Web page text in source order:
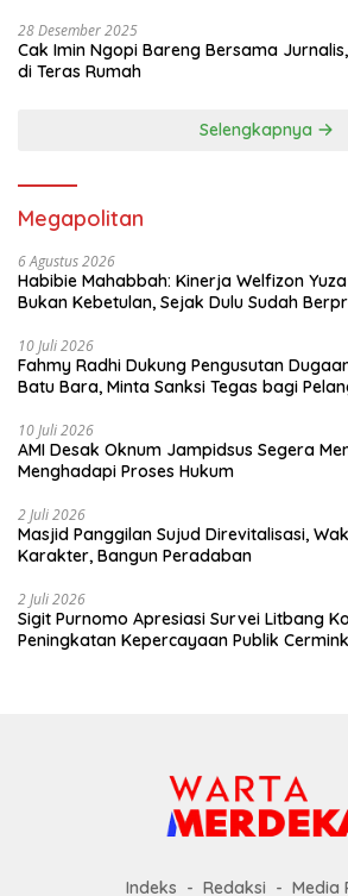
28 Desember 2025
Cak Imin Ngopi Bareng Bersama
di Teras Rumah
Selengkapnya
Megapolitan
6 Agustus 2026
Habibie Mahabbah: Kinerja Welfizon
Bukan Kebetulan, Sejak Dulu Sudah
10 Juli 2026
Fahmy Radhi Dukung Pengusutan
Batu Bara, Minta Sanksi Tegas bagi
10 Juli 2026
AMI Desak Oknum Jampidsus Segera
Menghadapi Proses Hukum
2 Juli 2026
Masjid Panggilan Sujud Direvitalisasi,
Karakter, Bangun Peradaban
2 Juli 2026
Sigit Purnomo Apresiasi Survei Litbang
Peningkatan Kepercayaan Publik
Indeks Redaksi Media